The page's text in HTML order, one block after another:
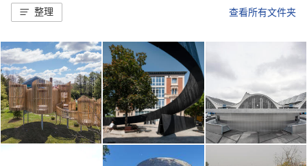
整理 查看所有文件夹